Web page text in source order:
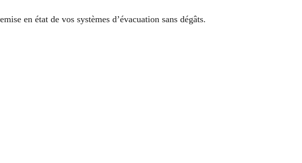
en état de vos systèmes d’évacuation sans dégâts.